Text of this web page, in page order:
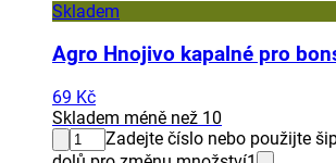
Skladem
Agro Hnojivo kapalné pro
69 Kč
Skladem méně než 10
Zadejte číslo nebo použijte